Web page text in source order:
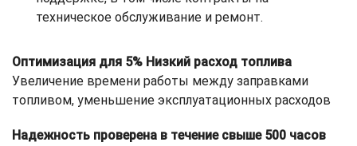
техническое обслуживание и ремонт.
Оптимизация для 5% Низкий расход топлива
Увеличение времени работы между заправками
топливом, уменьшение эксплуатационных расходов
Надежность проверена в течение свыше 500 часов